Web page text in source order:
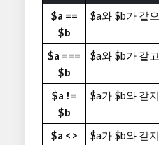
$a ==
$b
$a와 $b가 같
$a ===
$b
$a와 $b가 같
$a !=
$b
$a가 $b와 같
$a <>
$a가 $b와 같